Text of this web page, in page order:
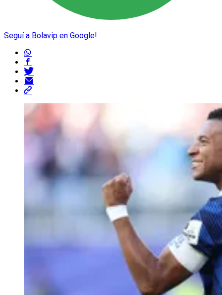
Seguí a Bolavip en Google!